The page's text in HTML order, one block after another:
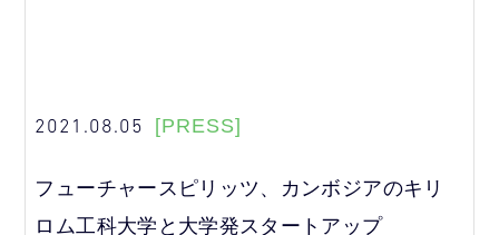
2021.08.05 [PRESS]
フューチャースピリッツ、カンボジアのキリ
ロム工科大学と大学発スタートアップ